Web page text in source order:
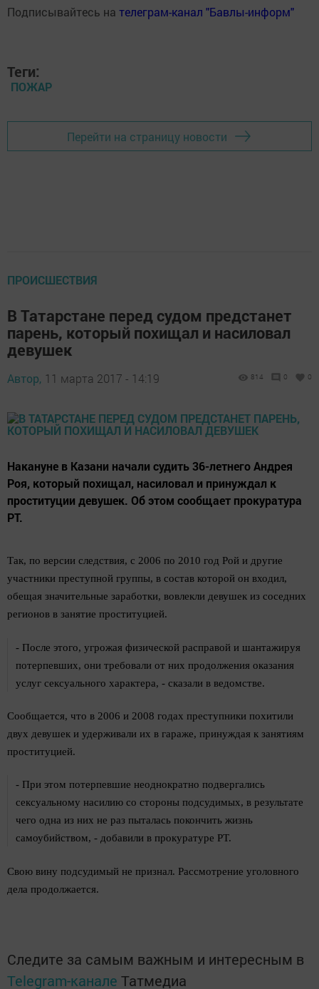
Подписывайтесь на телеграм-канал "Бавлы-информ"
Теги:
ПОЖАР
Перейти на страницу новости
ПРОИСШЕСТВИЯ
В Татарстане перед судом предстанет
парень, который похищал и насиловал
девушек
Автор, 11 марта 2017 - 14:19 814 0 0
Накануне в Казани начали судить 36-летнего Андрея
Роя, который похищал, насиловал и принуждал к
проституции девушек. Об этом сообщает прокуратура
РТ.
Так, по версии следствия, с 2006 по 2010 год Рой и другие
участники преступной группы, в состав которой он входил,
обещая значительные заработки, вовлекли девушек из соседних
регионов в занятие проституцией.
- После этого, угрожая физической расправой и шантажируя
потерпевших, они требовали от них продолжения оказания
услуг сексуального характера, - сказали в ведомстве.
Сообщается, что в 2006 и 2008 годах преступники похитили
двух девушек и удерживали их в гараже, принуждая к занятиям
проституцией.
- При этом потерпевшие неоднократно подвергались
сексуальному насилию со стороны подсудимых, в результате
чего одна из них не раз пыталась покончить жизнь
самоубийством, - добавили в прокуратуре РТ.
Свою вину подсудимый не признал. Рассмотрение уголовного
дела продолжается.
Следите за самым важным и интересным в
Telegram-канале Татмедиа